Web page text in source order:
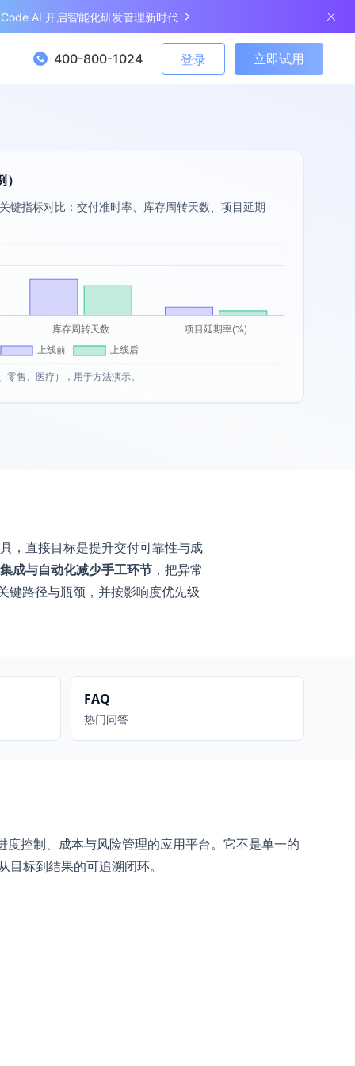
AI 开启智能化研发管理新时代
400-800-1024 登录 立即试用
键指标对比：交付准时率、库存周转天数、项目延期
售、医疗），用于方法演示。
，直接目标是提升交付可靠性与成
成与自动化减少手工环节 ，把异常
键路径与瓶颈，并按影响度优先级
FAQ
热门问答
控制、成本与风险管理的应用平台。它不是单一的
标到结果的可追溯闭环。